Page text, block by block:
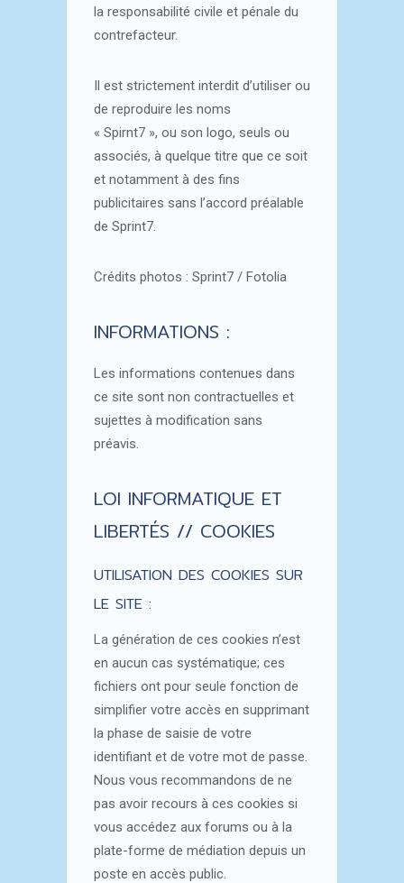
la responsabilité civile et pénale du
contrefacteur.
Il est strictement interdit d’utiliser ou
de reproduire les noms
« Spirnt7 », ou son logo, seuls ou
associés, à quelque titre que ce soit
et notamment à des fins
publicitaires sans l’accord préalable
de Sprint7.
Crédits photos : Sprint7 / Fotolia
INFORMATIONS :
Les informations contenues dans
ce site sont non contractuelles et
sujettes à modification sans
préavis.
LOI INFORMATIQUE ET
LIBERTÉS // COOKIES
UTILISATION DES COOKIES SUR
LE SITE :
La génération de ces cookies n’est
en aucun cas systématique; ces
fichiers ont pour seule fonction de
simplifier votre accès en supprimant
la phase de saisie de votre
identifiant et de votre mot de passe.
Nous vous recommandons de ne
pas avoir recours à ces cookies si
vous accédez aux forums ou à la
plate-forme de médiation depuis un
poste en accès public.